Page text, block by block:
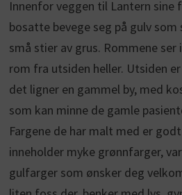
Innenfor veggen til Lantern sine
bosatte bevege seg på gulv
små stier av grus. Rommene
rom fra utsiden heller. Utsiden
det ligner en gammel by, med
som kan minne de gamle
Fargene de har malt med er
inneholder myke grønnfarger,
gulfarger som ønsker deg